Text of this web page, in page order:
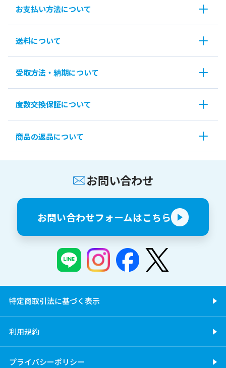
お支払い方法について
送料について
受取方法・納期について
度数交換保証について
商品の返品について
お問い合わせ
お問い合わせフォームはこちら
特定商取引法に基づく表示
利用規約
プライバシーポリシー